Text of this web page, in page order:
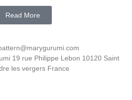
Read More
19 rue Philippe Lebon 10120 Saint
les vergers France